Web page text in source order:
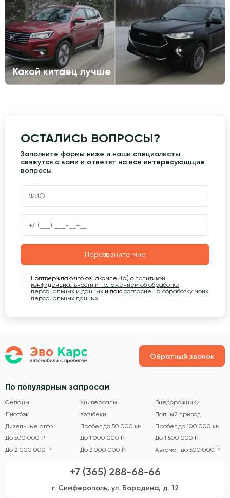
Какой китаец лучше
ОСТАЛИСЬ ВОПРОСЫ?
Заполните формы ниже и наши специалисты
свяжутся с вами и ответят на все интересующщие
вопросы
Перезвоните мне
Подтверждаю что ознакомлен(а) с политикой
конфиденциальности и положением об обработке
персональных и данных и даю согласие на обработку моих
персональных данных
Обратный звонок
По популярным запросам
Седаны Универсалы
Внедорожники
Лифтбэк
Хэтчбеки
Полный привод
Дизельные авто
Пробег до 50 000 км
Пробег до 100 000 км
До 500 000 ₽
До 1 000 000 ₽
До 1 500 000 ₽
До 2 000 000 ₽
До 3 000 000 ₽ Автомат до 500 000 ₽
+7 (365) 288-68-66
г. Симферополь, ул. Бородина, д. 12